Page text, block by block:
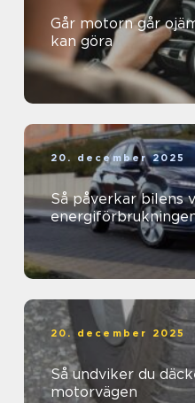
Går motorn går
kan göra
20. december 2025
Så påverkar bilens
20. december 2025
Så undviker du
motorvägen